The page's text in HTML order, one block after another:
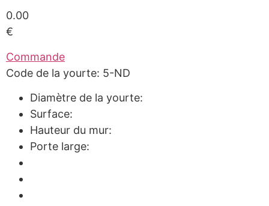
0.00
€
Commande
Code de la yourte: 5-ND
Diamètre de la yourte:
Surface:
Hauteur du mur:
Porte large: